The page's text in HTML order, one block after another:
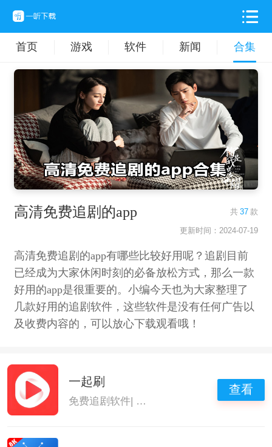
首页 游戏 软件 新闻 合集
高清免费追剧的app 共 37 款
更新时间：2024-07-19
高清免费追剧的app有哪些比较好用呢？追剧目前
已经成为大家休闲时刻的必备放松方式，那么一款
好用的app是很重要的。小编今天也为大家整理了
几款好用的追剧软件，这些软件是没有任何广告以
及收费内容的，可以放心下载观看哦！
一起刷
免费追剧软件| 追剧专用软件 高清免费追剧
查看